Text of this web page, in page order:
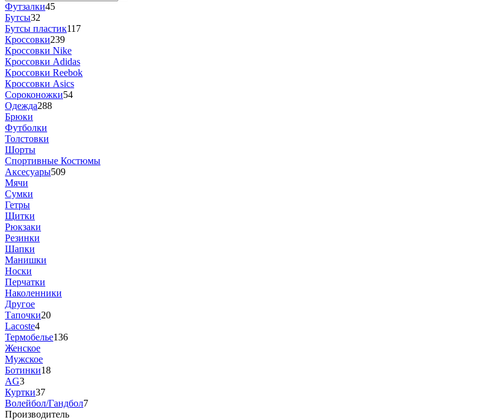
Футзалки45
Бутсы32
Бутсы пластик117
Кроссовки239
Кроссовки Nike
Кроссовки Adidas
Кроссовки Reebok
Кроссовки Asics
Сороконожки54
Одежда288
Брюки
Футболки
Толстовки
Шорты
Спортивные Костюмы
Аксесуары509
Мячи
Сумки
Гетры
Щитки
Рюкзаки
Резинки
Шапки
Манишки
Носки
Перчатки
Наколенники
Другое
Тапочки20
Lacoste4
Термобелье136
Женское
Мужское
Ботинки18
AG3
Куртки37
Волейбол/Гандбол7
Производитель